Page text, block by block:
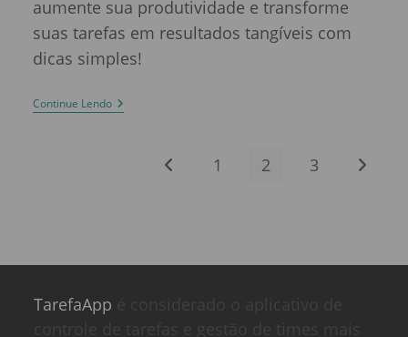
aumente sua produtividade e transforme
suas tarefas em resultados tangíveis com
dicas simples!
Continue Lendo
1 2 3
TarefaApp